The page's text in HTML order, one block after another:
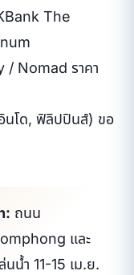
The
Nomad ราคา
นโด, ฟิลิปปินส์) ขอ
ถนน
และ
นน้ำ 11-15 เม.ย.